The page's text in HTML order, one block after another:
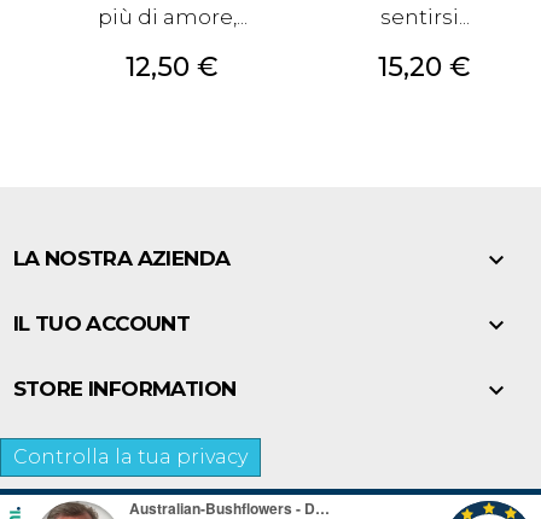
più di amore,...
Prezzo
12,50 €
sentirsi...
Prezzo
15,20 €
LA NOSTRA AZIENDA 
IL TUO ACCOUNT 
STORE INFORMATION 
Controlla la tua privacy